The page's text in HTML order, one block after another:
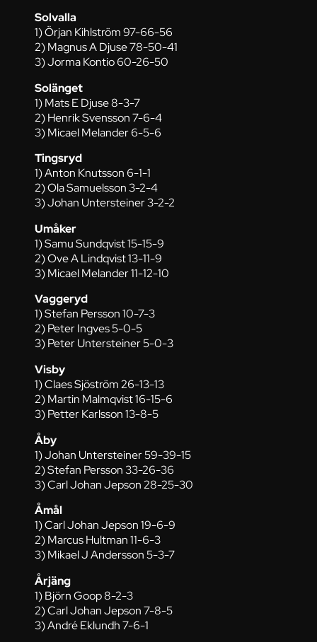
Solvalla
1) Örjan Kihlström 97-66-56
2) Magnus A Djuse 78-50-41
3) Jorma Kontio 60-26-50
Solänget
1) Mats E Djuse 8-3-7
2) Henrik Svensson 7-6-4
3) Micael Melander 6-5-6
Tingsryd
1) Anton Knutsson 6-1-1
2) Ola Samuelsson 3-2-4
3) Johan Untersteiner 3-2-2
Umåker
1) Samu Sundqvist 15-15-9
2) Ove A Lindqvist 13-11-9
3) Micael Melander 11-12-10
Vaggeryd
1) Stefan Persson 10-7-3
2) Peter Ingves 5-0-5
3) Peter Untersteiner 5-0-3
Visby
1) Claes Sjöström 26-13-13
2) Martin Malmqvist 16-15-6
3) Petter Karlsson 13-8-5
Åby
1) Johan Untersteiner 59-39-15
2) Stefan Persson 33-26-36
3) Carl Johan Jepson 28-25-30
Åmål
1) Carl Johan Jepson 19-6-9
2) Marcus Hultman 11-6-3
3) Mikael J Andersson 5-3-7
Årjäng
1) Björn Goop 8-2-3
2) Carl Johan Jepson 7-8-5
3) André Eklundh 7-6-1